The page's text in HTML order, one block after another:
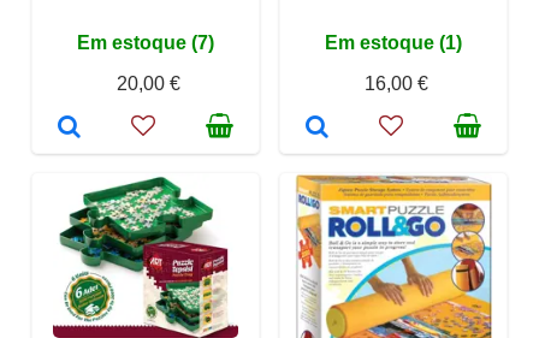
Em estoque (7)
20,00 €
Em estoque (1)
16,00 €